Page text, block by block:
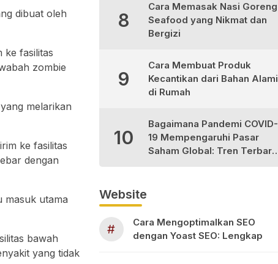
dibuat oleh
ke fasilitas
zombie
melarikan
ke fasilitas
dengan
masuk utama
bawah
yang tidak
8
Cara Memasak Nasi Goreng
Seafood yang Nikmat dan
Bergizi
9
Cara Membuat Produk
Kecantikan dari Bahan Alami
di Rumah
10
Bagaimana Pandemi COVID-
19 Mempengaruhi Pasar
Saham Global: Tren Terbaru
Website
#
Cara Mengoptimalkan SEO
dengan Yoast SEO: Lengkap